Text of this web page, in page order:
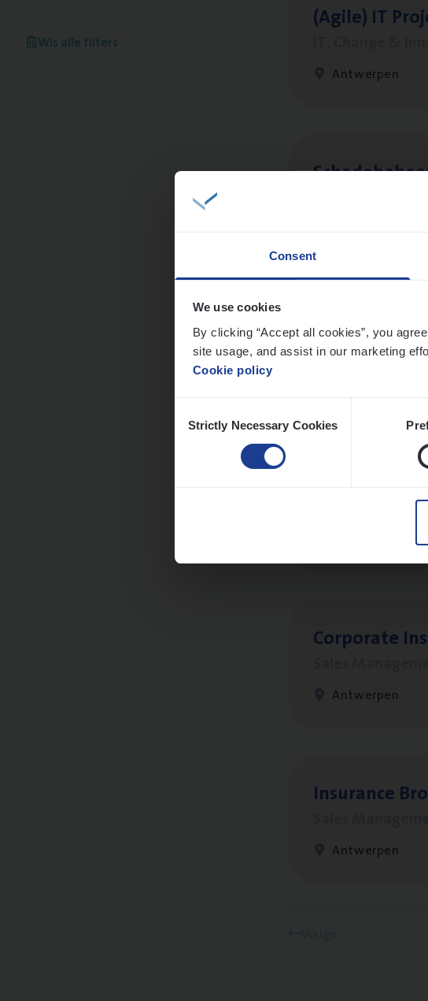
Consent
We use cookies
By clicking “Accept all cookies”, you
site usage, and assist in our marketing
Cookie policy
Selection
Strictly Necessary Cookies
Wis alle filters
(Agi­le) IT
Antwerpen
Busi­ness
People
Claims
Cor­po­ra­te
Antwerpen
Insu­ran­ce
Antwerpen